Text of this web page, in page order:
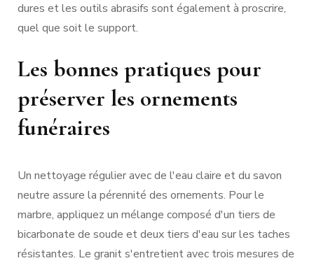
dures et les outils abrasifs sont également à proscrire,
quel que soit le support.
Les bonnes pratiques pour
préserver les ornements
funéraires
Un nettoyage régulier avec de l'eau claire et du savon
neutre assure la pérennité des ornements. Pour le
marbre, appliquez un mélange composé d'un tiers de
bicarbonate de soude et deux tiers d'eau sur les taches
résistantes. Le granit s'entretient avec trois mesures de